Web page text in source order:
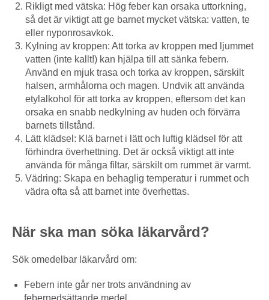
Rikligt med vätska: Hög feber kan orsaka uttorkning,
så det är viktigt att ge barnet mycket vätska: vatten, te
eller nyponrosavkok.
Kylning av kroppen: Att torka av kroppen med ljummet
vatten (inte kallt!) kan hjälpa till att sänka febern.
Använd en mjuk trasa och torka av kroppen, särskilt
halsen, armhålorna och magen. Undvik att använda
etylalkohol för att torka av kroppen, eftersom det kan
orsaka en snabb nedkylning av huden och förvärra
barnets tillstånd.
Lätt klädsel: Klä barnet i lätt och luftig klädsel för att
förhindra överhettning. Det är också viktigt att inte
använda för många filtar, särskilt om rummet är varmt.
Vädring: Skapa en behaglig temperatur i rummet och
vädra ofta så att barnet inte överhettas.
När ska man söka läkarvård?
Sök omedelbar läkarvård om:
Febern inte går ner trots användning av
febernedsättande medel.